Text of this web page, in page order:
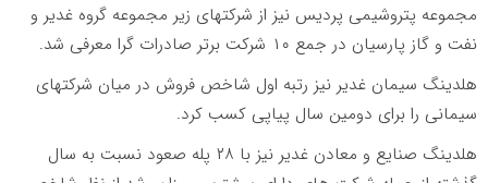
مجموعه پتروشیمی پردیس نیز از شرکتهای زیر مجموعه گروه غدیر و
نفت و گاز پارسیان در جمع ۱۰ شرکت برتر صادرات گرا معرفی شد.
هلدینگ سیمان غدیر نیز رتبه اول شاخص فروش در میان شرکتهای
سیمانی را برای دومین سال پیاپی کسب کرد.
هلدینگ صنایع و معادن غدیر نیز با ۲۸ پله صعود نسبت به سال